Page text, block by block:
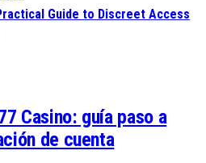
Guide to Discreet Access
Casino: guía paso a
de cuenta